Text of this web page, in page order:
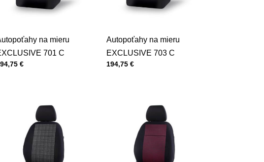
na mieru
701 C
s DPH
€
Autopoťahy na mieru
EXCLUSIVE 703 C
Cena s DPH
194,75 €